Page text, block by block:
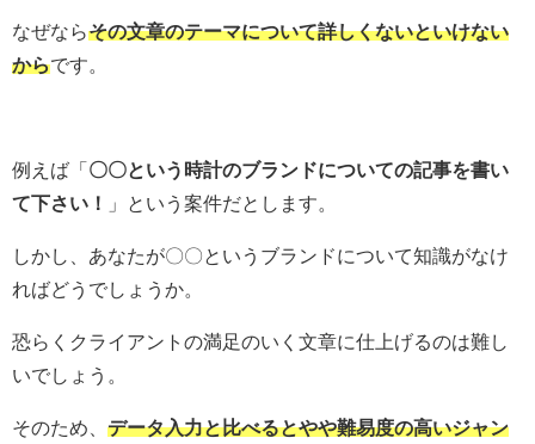
なぜならその文章のテーマについて詳しくないといけない
からです。
例えば「 〇〇という時計のブランドについての記事を書い
て下さい！
」という案件だとします。
しかし、あなたが〇〇というブランドについて知識がなけ
ればどうでしょうか。
恐らくクライアントの満足のいく文章に仕上げるのは難し
いでしょう。
そのため、 データ入力と比べるとやや難易度の高いジャン